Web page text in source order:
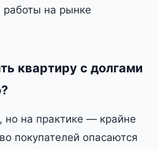
на рынке
квартиру с долгами
на практике — крайне
покупателей опасаются